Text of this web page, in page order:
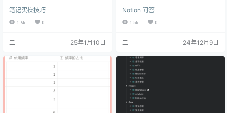
在数据库中，创建类似树状文件夹
的分级结构。 关联阅读：《Notion
建子页面的时候，子页面的没办法
次都需要手动选择，显得有些麻
烦。 那么有没有什么办法，可以让
子页面创建的时候，就自动继承主
笔记实操技巧
1.6k 0
二一 25年1月10日
共同建一个新的日历，我们可以共
同编辑这个新日历，然后这个日历
kspace 或许能解决但是不想付费。
种情况来解答： 你可以允许「自用
日历」被看到 你不想「自用日历」
被看到 情况一：允许自用日历被看
到 你只需要创建一个「自用日历」
的镜像数据库，然…
Notion 问答
1.5k 0
二一 24年12月9日